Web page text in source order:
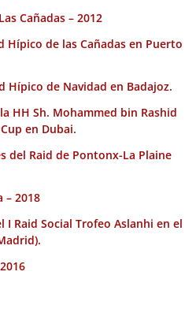
Cañadas – 2012
Hípico de las Cañadas en Puerto
Hípico de Navidad en Badajoz.
HH Sh. Mohammed bin Rashid
en Dubai.
del Raid de Pontonx-La Plaine
– 2018
I Raid Social Trofeo Aslanhi en el